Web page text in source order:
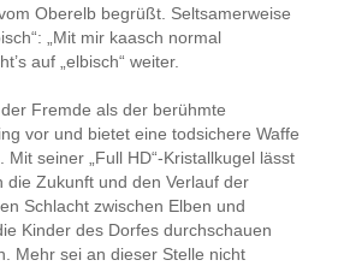
Oberelb begrüßt. Seltsamerweise
„Mit mir kaasch normal
auf „elbisch“ weiter.
Fremde als der berühmte
vor und bietet eine todsichere Waffe
seiner „Full HD“-Kristallkugel lässt
die Zukunft und den Verlauf der
Schlacht zwischen Elben und
Kinder des Dorfes durchschauen
Mehr sei an dieser Stelle nicht